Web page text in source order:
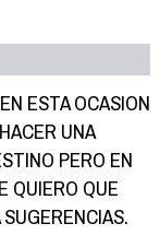
ESTA OCASION
UNA
PERO EN
QUIERO QUE